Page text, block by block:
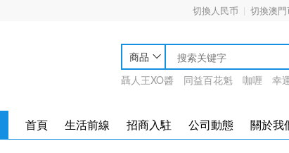
切換人民币 切換澳門
商品
聶人王XO醬
同益百花魁 咖喱 幸
首頁 生活前線 招商入駐 公司動態 關於我